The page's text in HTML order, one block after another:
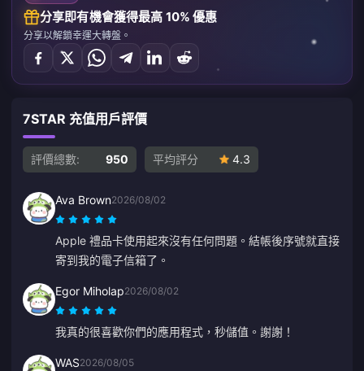
分享即有機會獲得最高 10% 優惠
分享以解鎖幸運大轉盤。
7STAR 充值用戶評價
評價總數: 950 平均評分 4.3
Ava Brown2026/08/02
Apple 禮品卡使用起來沒有任何問題。結帳後序號就直接
寄到我的電子信箱了。
Egor Miholap2026/08/02
我真的很喜歡你們的應用程式，秒儲值。謝謝！
WAS2026/08/05